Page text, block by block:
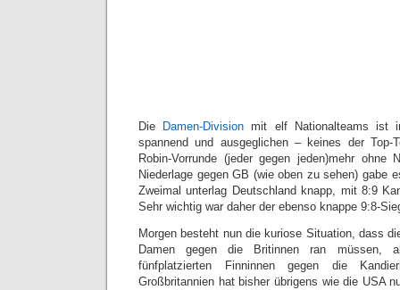
Die Damen-Division mit elf Nationalteams ist
spannend und ausgeglichen – keines der Top-
Robin-Vorrunde (jeder gegen jeden)mehr ohne
Niederlage gegen GB (wie oben zu sehen) gabe
Zweimal unterlag Deutschland knapp, mit 8:9
Sehr wichtig war daher der ebenso knappe 9:8-
Morgen besteht nun die kuriose Situation, dass
Damen gegen die Britinnen ran müssen,
fünfplatzierten Finninnen gegen die
Großbritannien hat bisher übrigens wie die USA